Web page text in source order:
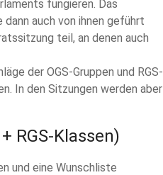
fungieren. Das
auch von ihnen geführt
teil, an denen auch
der OGS-Gruppen und RGS-
In den Sitzungen werden aber
RGS-Klassen)
und eine Wunschliste